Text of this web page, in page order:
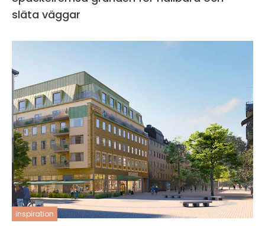
släta väggar
inspiration